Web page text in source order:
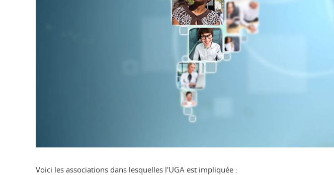
Voici les associations dans lesquelles l'UGA est impliquée :